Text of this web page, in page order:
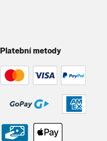
Platební metody